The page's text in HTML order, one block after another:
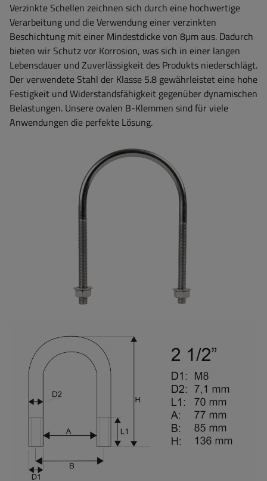
Verzinkte Schellen zeichnen sich durch eine hochwertige
Verarbeitung und die Verwendung einer verzinkten
Beschichtung mit einer Mindestdicke von 8µm aus. Dadurch
bieten wir Schutz vor Korrosion, was sich in einer langen
Lebensdauer und Zuverlässigkeit des Produkts niederschlägt.
Der verwendete Stahl der Klasse 5.8 gewährleistet eine hohe
Festigkeit und Widerstandsfähigkeit gegenüber dynamischen
Belastungen. Unsere ovalen B-Klemmen sind für viele
Anwendungen die perfekte Lösung.